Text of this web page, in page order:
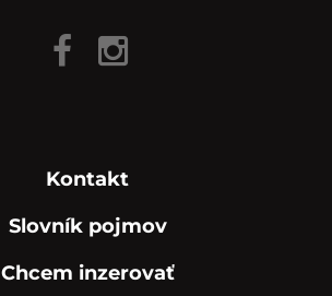
Kontakt
Slovník pojmov
Chcem inzerovať